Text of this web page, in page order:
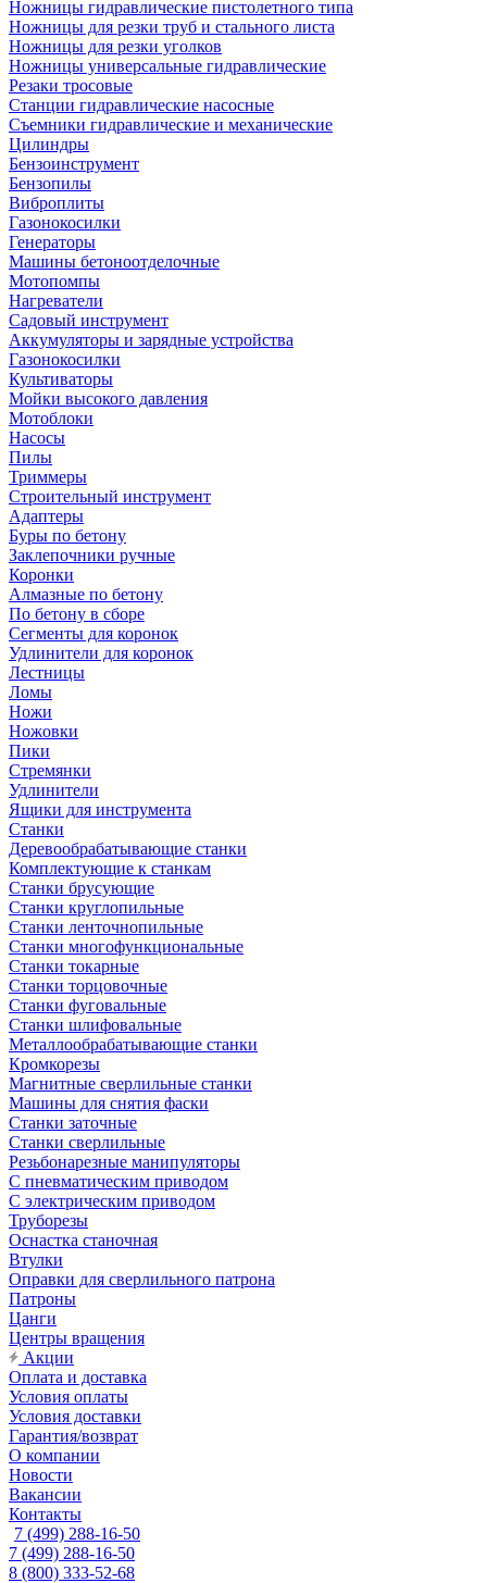
Ножницы гидравлические пистолетного типа
Ножницы для резки труб и стального листа
Ножницы для резки уголков
Ножницы универсальные гидравлические
Резаки тросовые
Станции гидравлические насосные
Съемники гидравлические и механические
Цилиндры
Бензоинструмент
Бензопилы
Виброплиты
Газонокосилки
Генераторы
Машины бетоноотделочные
Мотопомпы
Нагреватели
Садовый инструмент
Аккумуляторы и зарядные устройства
Газонокосилки
Культиваторы
Мойки высокого давления
Мотоблоки
Насосы
Пилы
Триммеры
Строительный инструмент
Адаптеры
Буры по бетону
Заклепочники ручные
Коронки
Алмазные по бетону
По бетону в сборе
Сегменты для коронок
Удлинители для коронок
Лестницы
Ломы
Ножи
Ножовки
Пики
Стремянки
Удлинители
Ящики для инструмента
Станки
Деревообрабатывающие станки
Комплектующие к станкам
Станки брусующие
Станки круглопильные
Станки ленточнопильные
Станки многофункциональные
Станки токарные
Станки торцовочные
Станки фуговальные
Станки шлифовальные
Металлообрабатывающие станки
Кромкорезы
Магнитные сверлильные станки
Машины для снятия фаски
Станки заточные
Станки сверлильные
Резьбонарезные манипуляторы
С пневматическим приводом
С электрическим приводом
Труборезы
Оснастка станочная
Втулки
Оправки для сверлильного патрона
Патроны
Цанги
Центры вращения
Акции
Оплата и доставка
Условия оплаты
Условия доставки
Гарантия/возврат
О компании
Новости
Вакансии
Контакты
7 (499) 288-16-50
7 (499) 288-16-50
8 (800) 333-52-68